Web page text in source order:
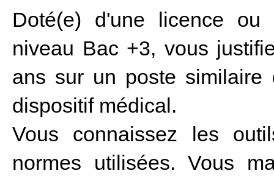
Doté(e) d'une licence ou
niveau Bac +3, vous
ans sur un poste similaire
dispositif médical.
Vous connaissez les
normes utilisées. Vous